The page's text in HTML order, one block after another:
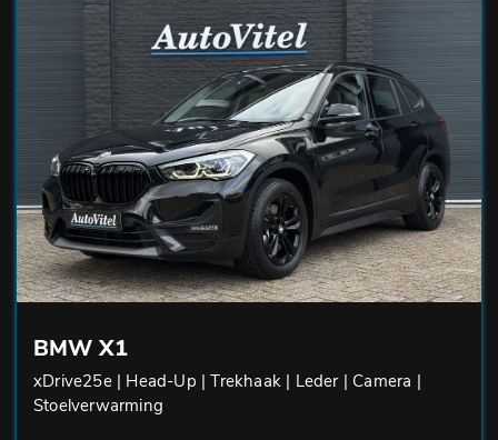
BMW X1
xDrive25e | Head-Up | Trekhaak | Leder | Camera |
Stoelverwarming